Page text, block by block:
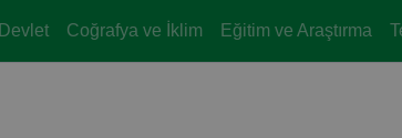
Devlet Coğrafya ve İklim Eğitim ve Araştırma